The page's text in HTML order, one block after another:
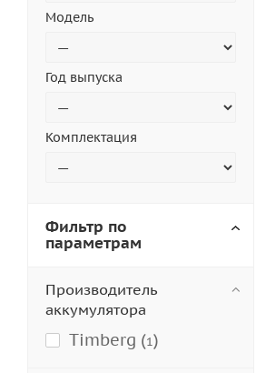
Модель
Год выпуска
Комплектация
Фильтр по
параметрам
Производитель
аккумулятора
Timberg (1)